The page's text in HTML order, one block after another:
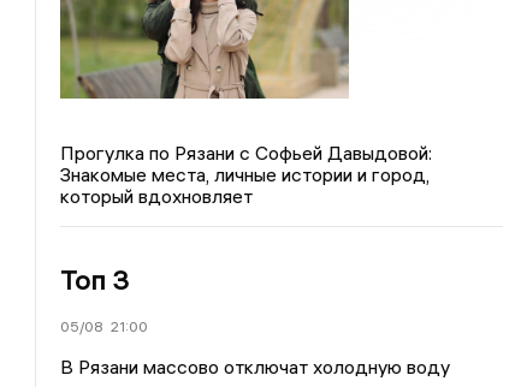
Прогулка по Рязани с Софьей Давыдовой:
Знакомые места, личные истории и город,
который вдохновляет
Топ 3
05/08 21:00
В Рязани массово отключат холодную воду